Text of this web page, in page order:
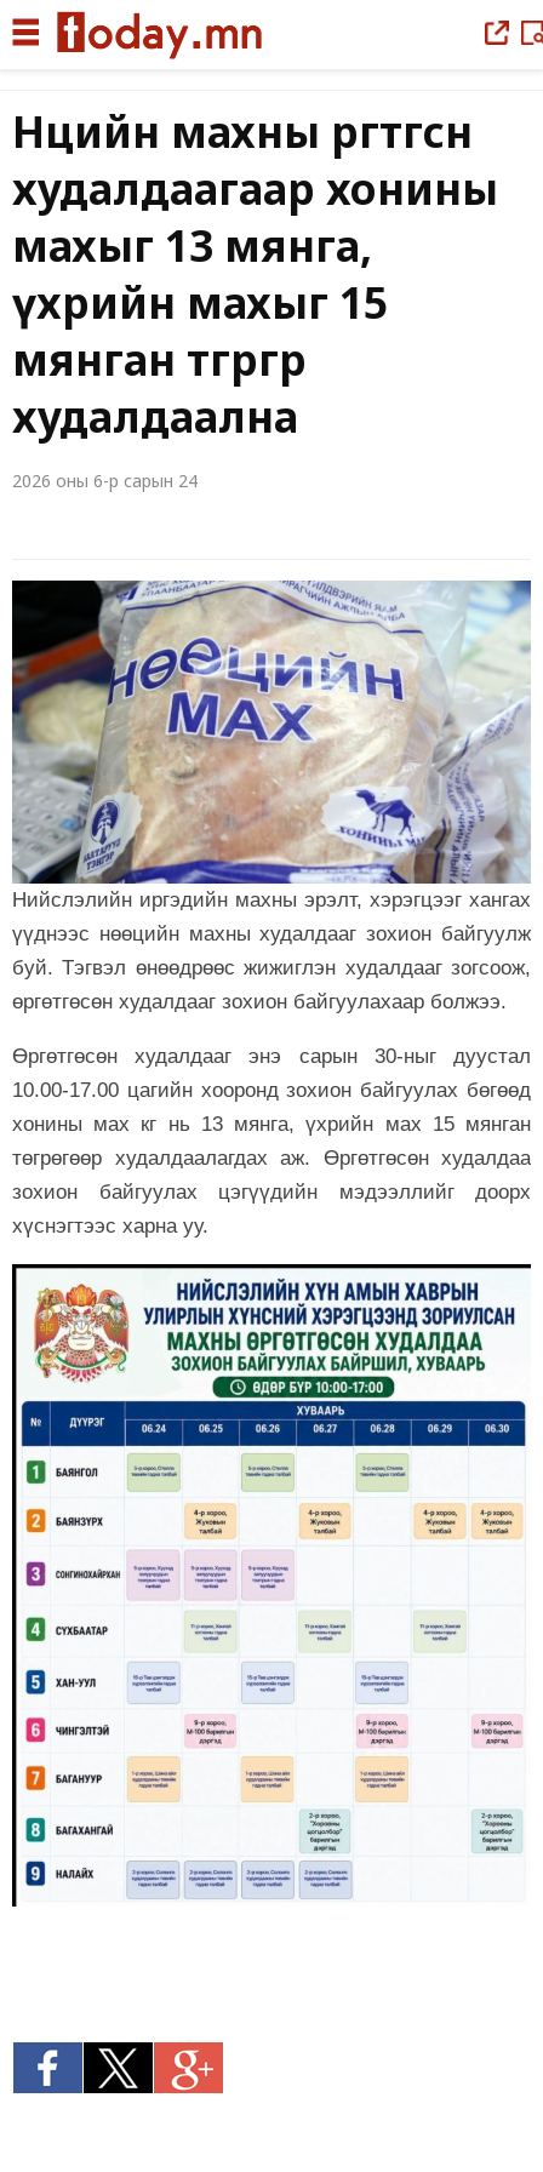
Нөөцийн махны өргөтгөсөн
худалдаагаар хонины
махыг 13 мянга,
үхрийн махыг 15
мянган төгрөгөөр
худалдаална
2026 оны 6-р сарын 24
Нийслэлийн иргэдийн махны эрэлт, хэрэгцээг хангах
үүднээс нөөцийн махны худалдааг зохион байгуулж
буй. Тэгвэл өнөөдрөөс жижиглэн худалдааг зогсоож,
өргөтгөсөн худалдааг зохион байгуулахаар болжээ.
Өргөтгөсөн худалдааг энэ сарын 30-ныг дуустал
10.00-17.00 цагийн хооронд зохион байгуулах бөгөөд
хонины мах кг нь 13 мянга, үхрийн мах 15 мянган
төгрөгөөр худалдаалагдах аж. Өргөтгөсөн худалдаа
зохион байгуулах цэгүүдийн мэдээллийг доорх
хүснэгтээс харна уу.